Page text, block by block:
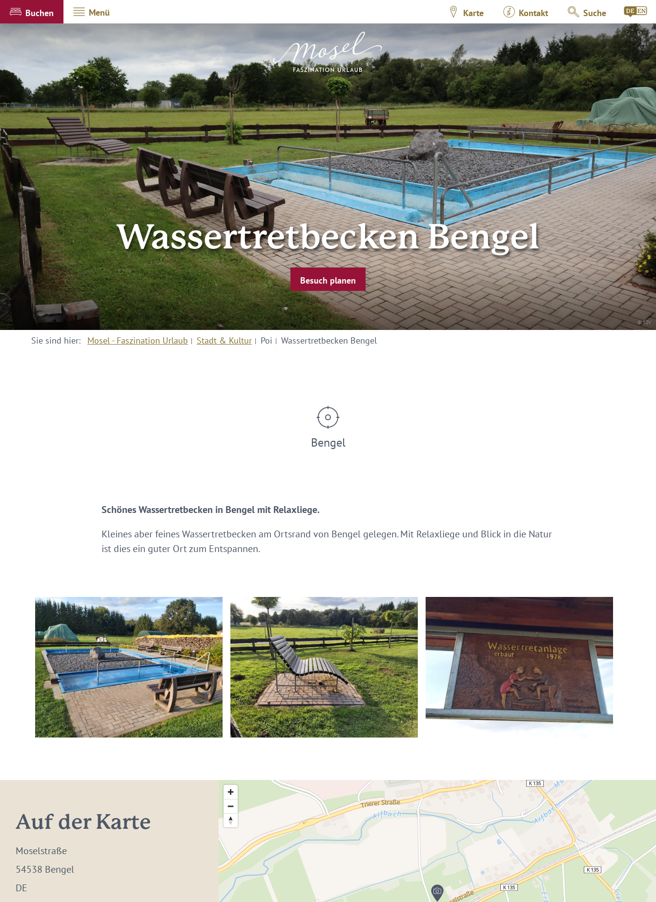
Buchen Menü Karte Kontakt Suche
© TZV
Wassertretbecken Bengel
Besuch planen
Sie sind hier: Mosel - Faszination Urlaub Stadt & Kultur Poi Wassertretbecken Bengel
Bengel
Schönes Wassertretbecken in Bengel mit Relaxliege.
Kleines aber feines Wassertretbecken am Ortsrand von Bengel gelegen. Mit Relaxliege und Blick in die Natur
ist dies ein guter Ort zum Entspannen.
Auf der Karte
Moselstraße
54538 Bengel
DE